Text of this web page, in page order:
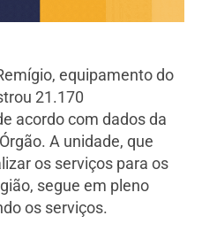
equipamento do
21.170
acordo com dados da
A unidade, que
os serviços para os
segue em pleno
os serviços.